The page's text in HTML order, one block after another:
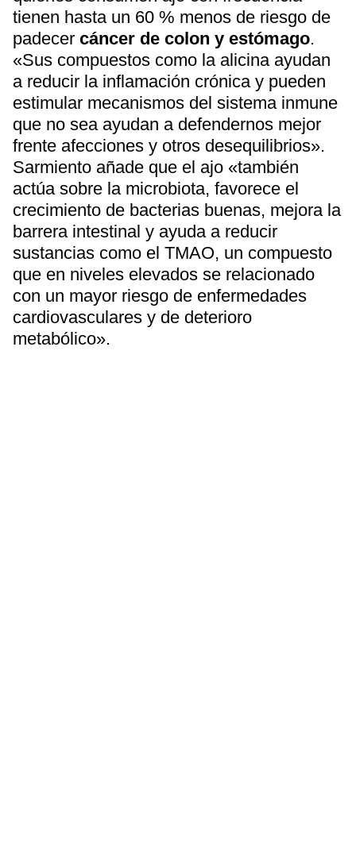
tienen hasta un 60 % menos de riesgo de
padecer cáncer de colon y estómago.
«Sus compuestos como la alicina ayudan
a reducir la inflamación crónica y pueden
estimular mecanismos del sistema inmune
que no sea ayudan a defendernos mejor
frente afecciones y otros desequilibrios».
Sarmiento añade que el ajo «también
actúa sobre la microbiota, favorece el
crecimiento de bacterias buenas, mejora la
barrera intestinal y ayuda a reducir
sustancias como el TMAO, un compuesto
que en niveles elevados se relacionado
con un mayor riesgo de enfermedades
cardiovasculares y de deterioro
metabólico».